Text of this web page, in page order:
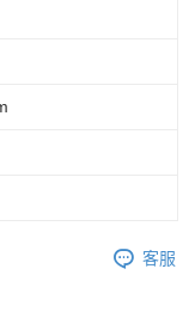
客服